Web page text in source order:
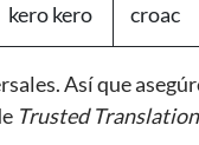
kero kero croac
Así que
Trusted